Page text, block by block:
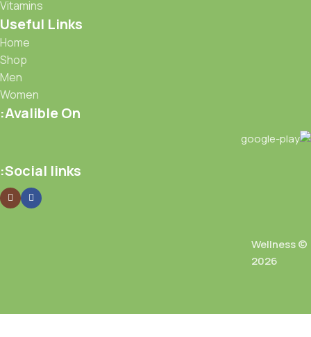
Vitamins
Useful Links
Home
Shop
Men
Women
Avalible On:
Social links:
Wellness ©
2026